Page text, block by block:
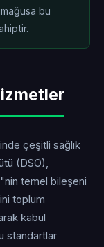
bu
çeşitli sağlık
(DSÖ),
temel bileşeni
toplum
kabul
standartlar